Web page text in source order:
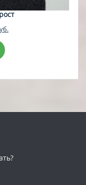
Текущая